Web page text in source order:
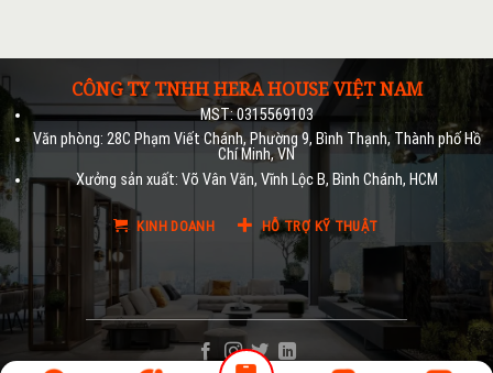
CÔNG TY TNHH HERA HOUSE VIỆT NAM
MST: 0315569103
Văn phòng: 28C Phạm Viết Chánh, Phường 9, Bình Thạnh, Thành phố Hồ
Chí Minh, VN
Xưởng sản xuất: Võ Vân Văn, Vĩnh Lộc B, Bình Chánh, HCM
KINH DOANH HỖ TRỢ KỸ THUẬT